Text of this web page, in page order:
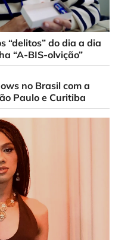
“delitos” do dia a dia
“A-BIS-olvição”
no Brasil com a
Paulo e Curitiba